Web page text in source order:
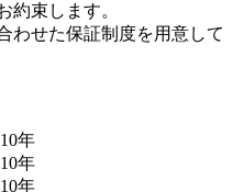
約束します。
わせた保証制度を用意して
年
年
年